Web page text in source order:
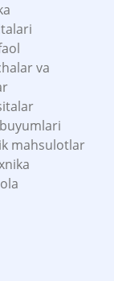
va
mahsulotlar